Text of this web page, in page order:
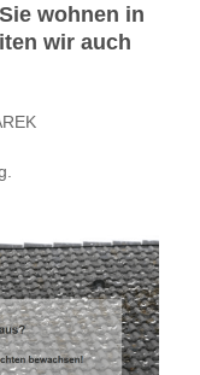
wohnen in
wir auch